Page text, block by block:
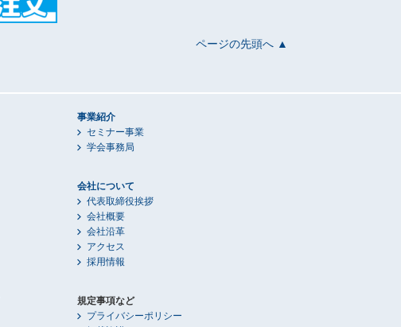
ページの先頭へ ▲
事業紹介
セミナー事業
学会事務局
会社について
代表取締役挨拶
会社概要
会社沿革
アクセス
採用情報
規定事項など
プライバシーポリシー